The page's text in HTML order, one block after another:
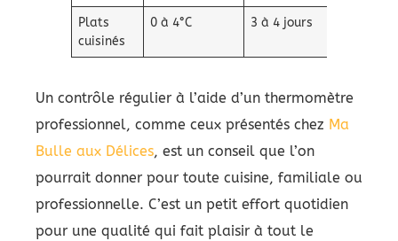
Plats
cuisinés
0 à 4°C 3 à 4 jours
Un contrôle régulier à l’aide d’un thermomètre
professionnel, comme ceux présentés chez Ma
Bulle aux Délices, est un conseil que l’on
pourrait donner pour toute cuisine, familiale ou
professionnelle. C’est un petit effort quotidien
pour une qualité qui fait plaisir à tout le